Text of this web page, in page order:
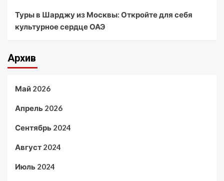
Туры в Шарджу из Москвы: Откройте для себя
культурное сердце ОАЭ
Архив
Май 2026
Апрель 2026
Сентябрь 2024
Август 2024
Июль 2024